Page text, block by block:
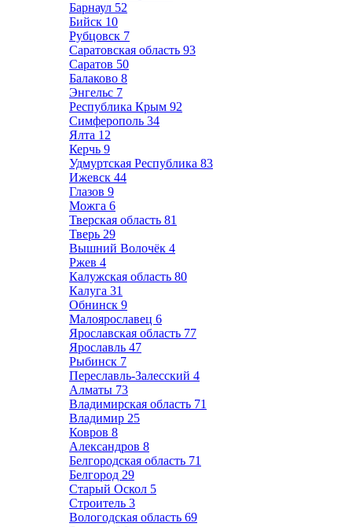
Барнаул 52
Бийск 10
Рубцовск 7
Саратовская область 93
Саратов 50
Балаково 8
Энгельс 7
Республика Крым 92
Симферополь 34
Ялта 12
Керчь 9
Удмуртская Республика 83
Ижевск 44
Глазов 9
Можга 6
Тверская область 81
Тверь 29
Вышний Волочёк 4
Ржев 4
Калужская область 80
Калуга 31
Обнинск 9
Малоярославец 6
Ярославская область 77
Ярославль 47
Рыбинск 7
Переславль-Залесский 4
Алматы 73
Владимирская область 71
Владимир 25
Ковров 8
Александров 8
Белгородская область 71
Белгород 29
Старый Оскол 5
Строитель 3
Вологодская область 69